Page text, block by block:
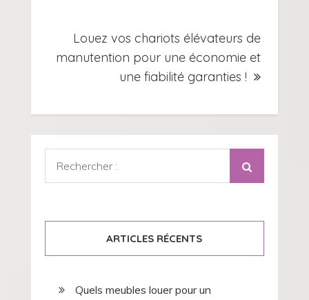
Louez vos chariots élévateurs de
manutention pour une économie et
une fiabilité garanties !
ARTICLES RÉCENTS
Quels meubles louer pour un